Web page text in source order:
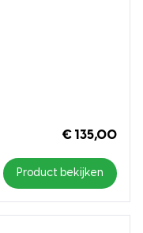
€ 135,00
Product bekijken